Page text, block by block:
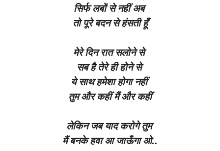
सिर्फ लबों से नहीं अब
तो पूरे बदन से हंसती हूँ
मेरे दिन रात सलोने से
सब है तेरे ही होने से
ये साथ हमेशा होगा नहीं
तुम और कहीं मैं और कहीं
लेकिन जब याद करोगे तुम
मैं बनके हवा आ जाऊँगा ओ..